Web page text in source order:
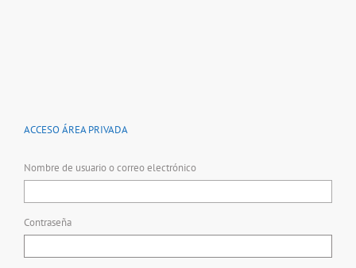
ACCESO ÁREA PRIVADA
Nombre de usuario o correo electrónico
Contraseña